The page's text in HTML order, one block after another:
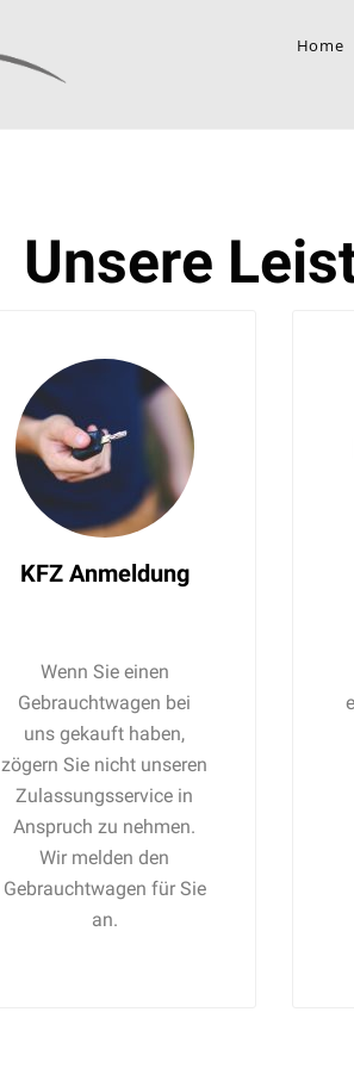
Home
Unsere
KFZ Anmeldung
Wenn Sie einen
Gebrauchtwagen bei
uns gekauft haben,
zögern Sie nicht unseren
Zulassungsservice in
Anspruch zu nehmen.
Wir melden den
Gebrauchtwagen für Sie
an.